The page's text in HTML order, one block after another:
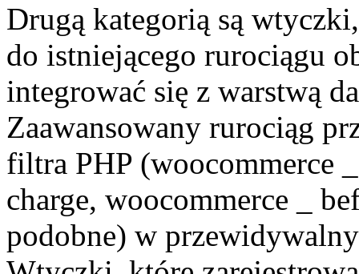
Drugą kategorią są
do istniejącego rurociągu
integrować się z warstwą
Zaawansowany rurociąg
filtra PHP (woocommerce
charge, woocommerce _
podobne) w